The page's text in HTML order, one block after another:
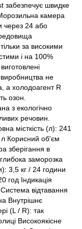
забезпечує швидке
камера
через 24 або
за високими
і на 100%
не
а холодоагент R
озон.
з екологічно
речовин.
місткість (л): 241
л Корисний об'єм
зберігання в
заморозка
3,5 кг / 24 години
год Індикація
відтавання
Внутрішнє
(L / R): так
Високоякісне